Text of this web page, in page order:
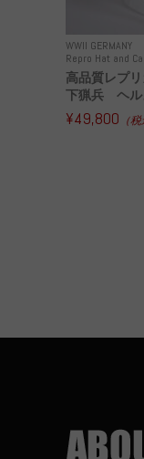
WWII GERMANY
Repro Hat and
高品質レプ
下猟兵 ヘル
¥49,800 （